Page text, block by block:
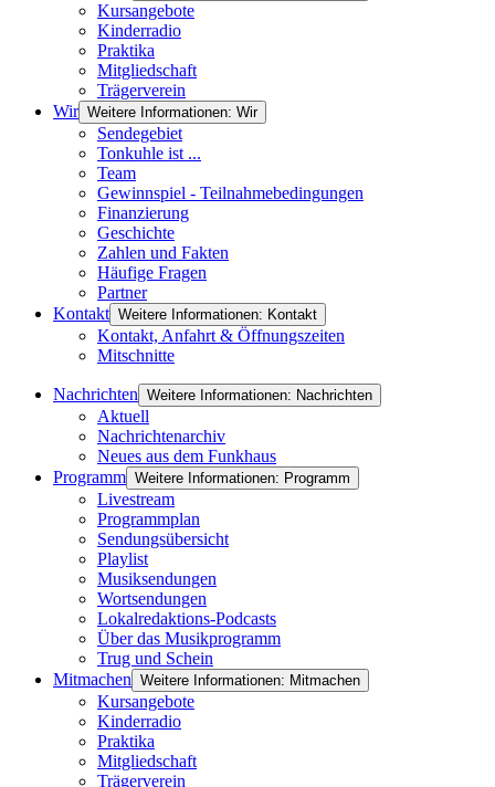
Kursangebote
Kinderradio
Praktika
Mitgliedschaft
Trägerverein
Wir Weitere Informationen: Wir
Sendegebiet
Tonkuhle ist ...
Team
Gewinnspiel - Teilnahmebedingungen
Finanzierung
Geschichte
Zahlen und Fakten
Häufige Fragen
Partner
Kontakt Weitere Informationen: Kontakt
Kontakt, Anfahrt & Öffnungszeiten
Mitschnitte
Nachrichten Weitere Informationen: Nachrichten
Aktuell
Nachrichtenarchiv
Neues aus dem Funkhaus
Programm Weitere Informationen: Programm
Livestream
Programmplan
Sendungsübersicht
Playlist
Musiksendungen
Wortsendungen
Lokalredaktions-Podcasts
Über das Musikprogramm
Trug und Schein
Mitmachen Weitere Informationen: Mitmachen
Kursangebote
Kinderradio
Praktika
Mitgliedschaft
Trägerverein